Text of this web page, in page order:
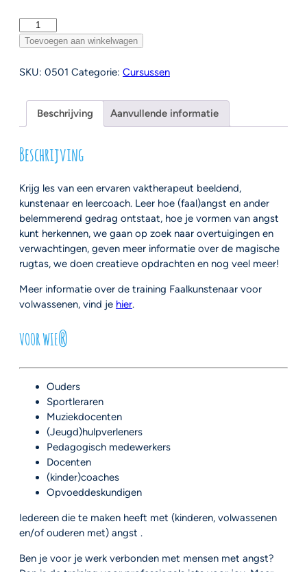
Training
Faalkunstenaar
volwassenen
Toevoegen aan winkelwagen
SKU: 0501 Categorie: Cursussen
Beschrijving Aanvullende informatie
Beschrijving
Krijg les van een ervaren vaktherapeut beeldend,
kunstenaar en leercoach. Leer hoe (faal)angst en ander
belemmerend gedrag ontstaat, hoe je vormen van angst
kunt herkennen, we gaan op zoek naar overtuigingen en
verwachtingen, geven meer informatie over de magische
rugtas, we doen creatieve opdrachten en nog veel meer!
Meer informatie over de training Faalkunstenaar voor
volwassenen, vind je hier.
VOOR WIE?
Ouders
Sportleraren
Muziekdocenten
(Jeugd)hulpverleners
Pedagogisch medewerkers
Docenten
(kinder)coaches
Opvoeddeskundigen
Iedereen die te maken heeft met (kinderen, volwassenen
en/of ouderen met) angst .
Ben je voor je werk verbonden met mensen met angst?